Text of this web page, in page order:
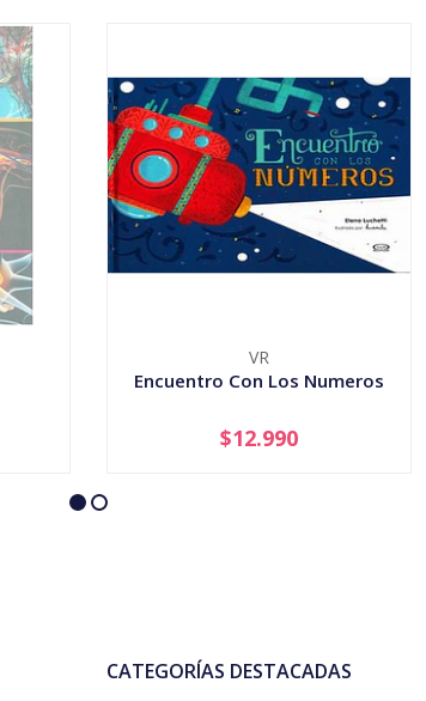
VR
Encuentro Con Los Numeros
+
$12.990
CATEGORÍAS DESTACADAS